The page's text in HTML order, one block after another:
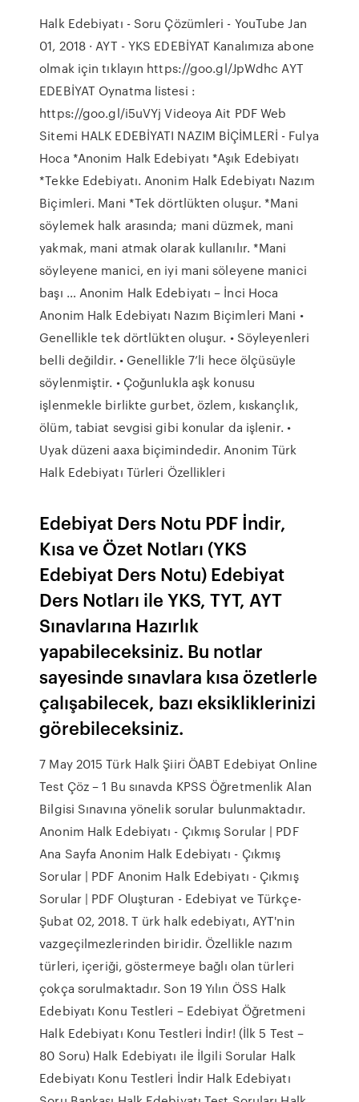
Halk Edebiyatı - Soru Çözümleri - YouTube Jan
01, 2018 · AYT - YKS EDEBİYAT Kanalımıza abone
olmak için tıklayın https://goo.gl/JpWdhc AYT
EDEBİYAT Oynatma listesi :
https://goo.gl/i5uVYj Videoya Ait PDF Web
Sitemi HALK EDEBİYATI NAZIM BİÇİMLERİ - Fulya
Hoca *Anonim Halk Edebiyatı *Aşık Edebiyatı
*Tekke Edebiyatı. Anonim Halk Edebiyatı Nazım
Biçimleri. Mani *Tek dörtlükten oluşur. *Mani
söylemek halk arasında; mani düzmek, mani
yakmak, mani atmak olarak kullanılır. *Mani
söyleyene manici, en iyi mani söleyene manici
başı … Anonim Halk Edebiyatı – İnci Hoca
Anonim Halk Edebiyatı Nazım Biçimleri Mani •
Genellikle tek dörtlükten oluşur. • Söyleyenleri
belli değildir. • Genellikle 7’li hece ölçüsüyle
söylenmiştir. • Çoğunlukla aşk konusu
işlenmekle birlikte gurbet, özlem, kıskançlık,
ölüm, tabiat sevgisi gibi konular da işlenir. •
Uyak düzeni aaxa biçimindedir. Anonim Türk
Halk Edebiyatı Türleri Özellikleri
Edebiyat Ders Notu PDF İndir,
Kısa ve Özet Notları (YKS
Edebiyat Ders Notu) Edebiyat
Ders Notları ile YKS, TYT, AYT
Sınavlarına Hazırlık
yapabileceksiniz. Bu notlar
sayesinde sınavlara kısa özetlerle
çalışabilecek, bazı eksikliklerinizi
görebileceksiniz.
7 May 2015 Türk Halk Şiiri ÖABT Edebiyat Online
Test Çöz – 1 Bu sınavda KPSS Öğretmenlik Alan
Bilgisi Sınavına yönelik sorular bulunmaktadır.
Anonim Halk Edebiyatı - Çıkmış Sorular | PDF
Ana Sayfa Anonim Halk Edebiyatı - Çıkmış
Sorular | PDF Anonim Halk Edebiyatı - Çıkmış
Sorular | PDF Oluşturan - Edebiyat ve Türkçe-
Şubat 02, 2018. T ürk halk edebiyatı, AYT'nin
vazgeçilmezlerinden biridir. Özellikle nazım
türleri, içeriği, göstermeye bağlı olan türleri
çokça sorulmaktadır. Son 19 Yılın ÖSS Halk
Edebiyatı Konu Testleri – Edebiyat Öğretmeni
Halk Edebiyatı Konu Testleri İndir! (İlk 5 Test –
80 Soru) Halk Edebiyatı ile İlgili Sorular Halk
Edebiyatı Konu Testleri İndir Halk Edebiyatı